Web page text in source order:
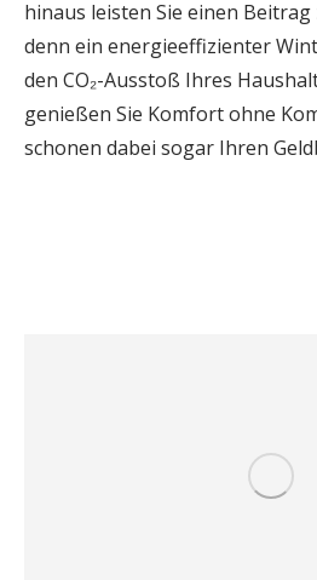
hinaus leisten Sie einen
denn ein energieeffizienter
den CO₂-Ausstoß Ihres
genießen Sie Komfort ohne
schonen dabei sogar Ihren